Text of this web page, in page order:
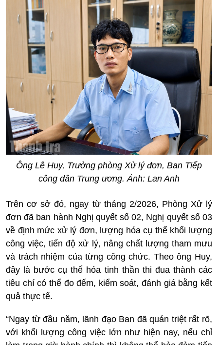
Ông Lê Huy, Trưởng phòng Xử lý đơn, Ban Tiếp
công dân Trung ương. Ảnh: Lan Anh
Trên cơ sở đó, ngay từ tháng 2/2026, Phòng Xử lý
đơn đã ban hành Nghị quyết số 02, Nghị quyết số 03
về định mức xử lý đơn, lượng hóa cụ thể khối lượng
công việc, tiến độ xử lý, nâng chất lượng tham mưu
và trách nhiệm của từng công chức. Theo ông Huy,
đây là bước cụ thể hóa tinh thần thi đua thành các
tiêu chí có thể đo đếm, kiểm soát, đánh giá bằng kết
quả thực tế.
“Ngay từ đầu năm, lãnh đạo Ban đã quán triệt rất rõ,
với khối lượng công việc lớn như hiện nay, nếu chỉ